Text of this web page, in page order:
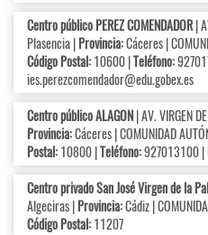
Centro público PEREZ COMENDADOR|
Plasencia |Provincia:Cáceres |
Código Postal:10600 |Teléfono:
ies.perezcomendador@edu.gobex.es
Centro público ALAGON| AV. VIRGEN
Provincia:Cáceres | COMUNIDAD
Postal:10800 |Teléfono:927013100 |
Centro privado San José Virgen de la
Algeciras |Provincia:Cádiz |
Código Postal:11207